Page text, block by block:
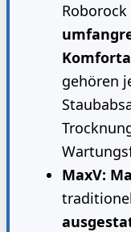
gehören
MaxV: